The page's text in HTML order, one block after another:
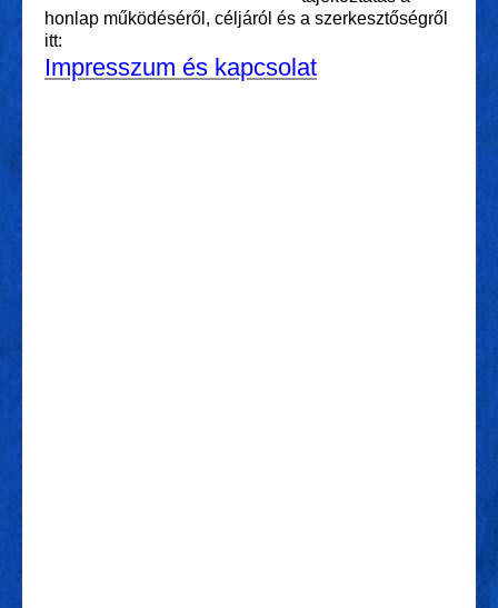
honlap működéséről, céljáról és a szerkesztőségről
itt:
Impresszum és kapcsolat